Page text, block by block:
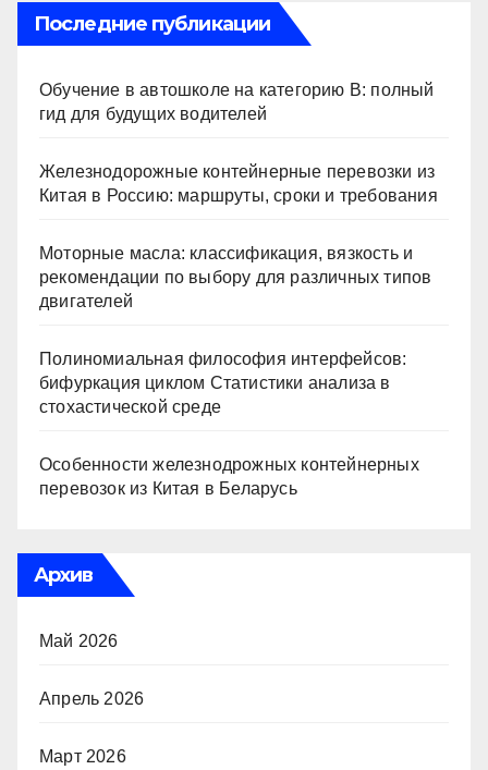
Последние публикации
Обучение в автошколе на категорию В: полный
гид для будущих водителей
Железнодорожные контейнерные перевозки из
Китая в Россию: маршруты, сроки и требования
Моторные масла: классификация, вязкость и
рекомендации по выбору для различных типов
двигателей
Полиномиальная философия интерфейсов:
бифуркация циклом Статистики анализа в
стохастической среде
Особенности железнодрожных контейнерных
перевозок из Китая в Беларусь
Архив
Май 2026
Апрель 2026
Март 2026